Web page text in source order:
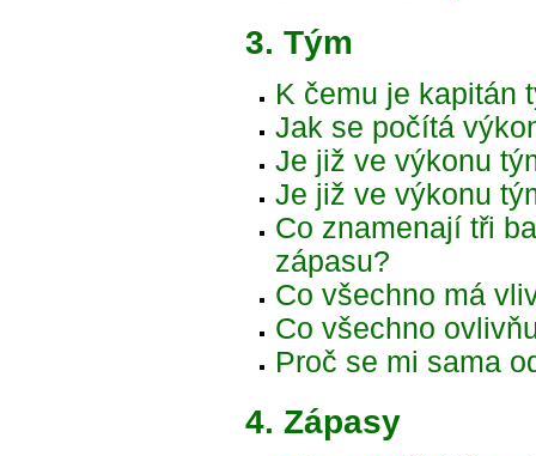
3. Tým
K čemu je kapitán
Jak se počítá
Je již ve výkonu
Je již ve výkonu
Co znamenají tři
zápasu?
Co všechno má
Co všechno
Proč se mi sama
4. Zápasy